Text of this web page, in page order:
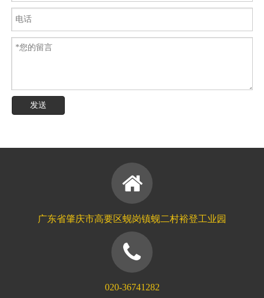
发送
广东省肇庆市高要区蚬岗镇蚬二村裕登工业园
020-36741282